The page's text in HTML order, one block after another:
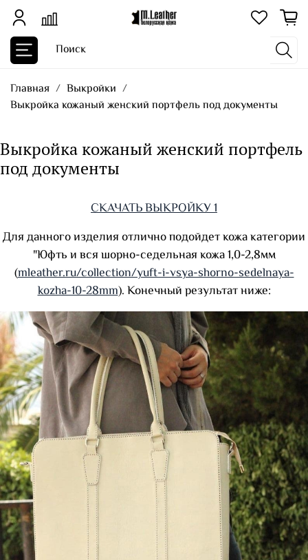
Главная
Выкройки
Выкройка кожаный женский портфель под документы
Выкройка кожаный женский портфель
под документы
СКАЧАТЬ ВЫКРОЙКУ 1
Для данного изделия отлично подойдет кожа категории
"Юфть и вся шорно-седельная кожа 1,0-2,8мм
(mleather.ru/collection/yuft-i-vsya-shorno-sedelnaya-
kozha-10-28mm). Конечный результат ниже: